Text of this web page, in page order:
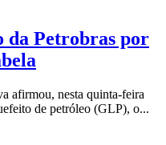
Petrobras por
afirmou, nesta quinta-feira
de petróleo (GLP), o...